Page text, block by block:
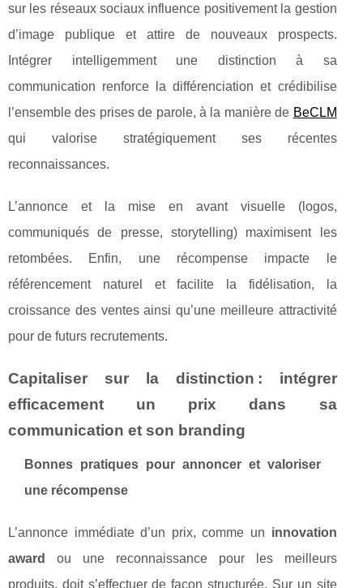
sur les réseaux sociaux influence positivement la gestion
d’image publique et attire de nouveaux prospects.
Intégrer intelligemment une distinction à sa
communication renforce la différenciation et crédibilise
l’ensemble des prises de parole, à la manière de BeCLM
qui valorise stratégiquement ses récentes
reconnaissances.
L’annonce et la mise en avant visuelle (logos,
communiqués de presse, storytelling) maximisent les
retombées. Enfin, une récompense impacte le
référencement naturel et facilite la fidélisation, la
croissance des ventes ainsi qu’une meilleure attractivité
pour de futurs recrutements.
Capitaliser sur la distinction : intégrer
efficacement un prix dans sa
communication et son branding
Bonnes pratiques pour annoncer et valoriser
une récompense
L’annonce immédiate d’un prix, comme un innovation
award
ou une reconnaissance pour les meilleurs
produits, doit s’effectuer de façon structurée. Sur un site